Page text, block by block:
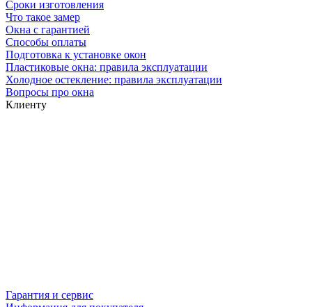
Сроки изготовления
Что такое замер
Окна с гарантией
Способы оплаты
Подготовка к установке окон
Пластиковые окна: правила эксплуатации
Холодное остекление: правила эксплуатации
Вопросы про окна
Клиенту
Гарантия и сервис